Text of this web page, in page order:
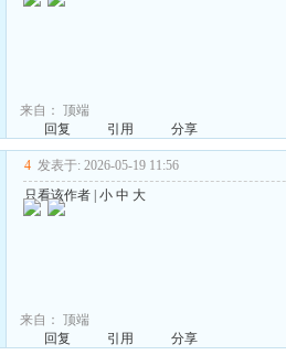
来自： 顶端
回复
引用 分享
4 发表于: 2026-05-19 11:56
只看该作者 小 中 大
来自： 顶端
回复
引用 分享